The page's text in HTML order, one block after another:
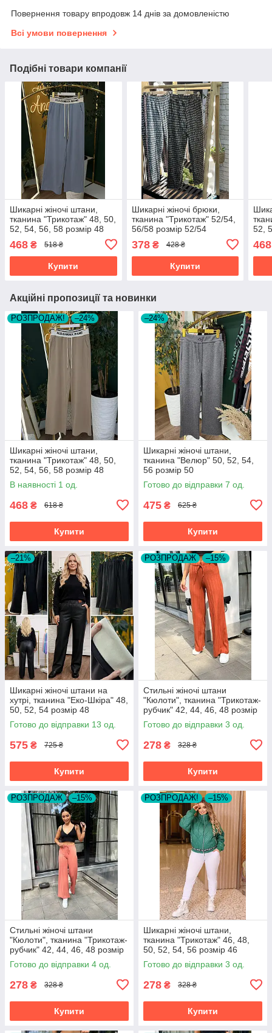
Повернення товару впродовж 14 днів за домовленістю
Всі умови повернення
Подібні товари компанії
Шикарні жіночі штани,
тканина "Трикотаж" 48, 50,
52, 54, 56, 58 розмір 48
468 ₴ 518 ₴
Купити
Шикарні жіночі брюки,
тканина "Трикотаж" 52/54,
56/58 розмір 52/54
378₴ 428 ₴
Купити
52,
468
Акційні пропозиції та новинки
РОЗПРОДАЖ! –24%
Шикарні жіночі штани,
тканина "Трикотаж" 48, 50,
52, 54, 56, 58 розмір 48
В наявності 1 од.
468 ₴ 618 ₴
Купити
–24%
Шикарні жіночі штани,
тканина "Велюр" 50, 52, 54,
56 розмір 50
Готово до відправки 7 од.
475 ₴ 625 ₴
Купити
–21%
Шикарні жіночі штани на
хутрі, тканина "Еко-Шкіра" 48,
50, 52, 54 розмір 48
Готово до відправки 13 од.
575 ₴ 725 ₴
Купити
РОЗПРОДАЖ –15%
Стильні жіночі штани
"Кюлоти", тканина "Трикотаж-
рубчик" 42, 44, 46, 48 розмір
42
Готово до відправки 3 од.
278 ₴ 328 ₴
Купити
РОЗПРОДАЖ –15%
Стильні жіночі штани
"Кюлоти", тканина "Трикотаж-
рубчик" 42, 44, 46, 48 розмір
42
Готово до відправки 4 од.
278 ₴ 328 ₴
Купити
РОЗПРОДАЖ! –15%
Шикарні жіночі штани,
тканина "Трикотаж" 46, 48,
50, 52, 54, 56 розмір 46
Готово до відправки 3 од.
278 ₴ 328 ₴
Купити